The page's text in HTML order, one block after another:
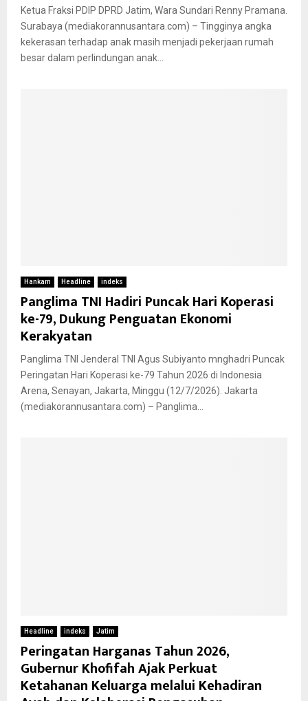
Ketua Fraksi PDIP DPRD Jatim, Wara Sundari Renny Pramana.
Surabaya (mediakorannusantara.com) – Tingginya angka
kekerasan terhadap anak masih menjadi pekerjaan rumah
besar dalam perlindungan anak...
Hankam Headline indeks
Panglima TNI Hadiri Puncak Hari Koperasi
ke-79, Dukung Penguatan Ekonomi
Kerakyatan
Panglima TNI Jenderal TNI Agus Subiyanto mnghadri Puncak
Peringatan Hari Koperasi ke-79 Tahun 2026 di Indonesia
Arena, Senayan, Jakarta, Minggu (12/7/2026). Jakarta
(mediakorannusantara.com) – Panglima...
Headline indeks Jatim
Peringatan Harganas Tahun 2026,
Gubernur Khofifah Ajak Perkuat
Ketahanan Keluarga melalui Kehadiran